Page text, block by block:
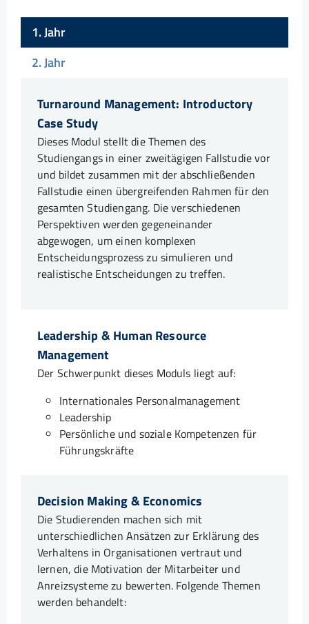
1. Jahr
2. Jahr
Turnaround Management: Introductory
Case Study
Dieses Modul stellt die Themen des
Studiengangs in einer zweitägigen Fallstudie vor
und bildet zusammen mit der abschließenden
Fallstudie einen übergreifenden Rahmen für den
gesamten Studiengang. Die verschiedenen
Perspektiven werden gegeneinander
abgewogen, um einen komplexen
Entscheidungsprozess zu simulieren und
realistische Entscheidungen zu treffen.
Leadership & Human Resource
Management
Der Schwerpunkt dieses Moduls liegt auf:
Internationales Personalmanagement
Leadership
Persönliche und soziale Kompetenzen für
Führungskräfte
Decision Making & Economics
Die Studierenden machen sich mit
unterschiedlichen Ansätzen zur Erklärung des
Verhaltens in Organisationen vertraut und
lernen, die Motivation der Mitarbeiter und
Anreizsysteme zu bewerten. Folgende Themen
werden behandelt: